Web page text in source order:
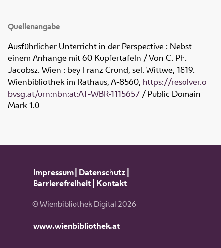
Quellenangabe
Ausführlicher Unterricht in der Perspective : Nebst
einem Anhange mit 60 Kupfertafeln / Von C. Ph.
Jacobsz. Wien : bey Franz Grund, sel. Wittwe, 1819.
Wienbibliothek im Rathaus, A-8560, https://resolver.o
bvsg.at/urn:nbn:at:AT-WBR-1115657 / Public Domain
Mark 1.0
Impressum| Datenschutz|
Barrierefreiheit| Kontakt
© Wienbibliothek Digital 2026
www.wienbibliothek.at